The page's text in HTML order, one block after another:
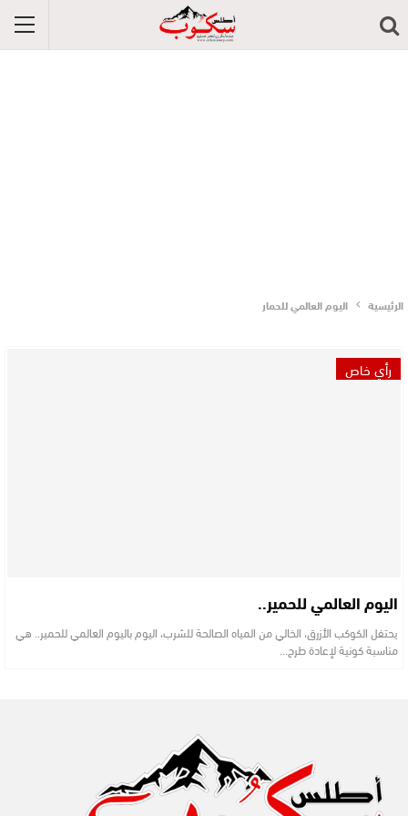
الرئيسية اليوم العالمي للحمار
رأي خاص
اليوم العالمي للحمير..
يحتفل الكوكب الأزرق، الخالي من المياه الصالحة للشرب، اليوم باليوم العالمي للحمير.. هي
مناسبة كونية لإعادة طرح…